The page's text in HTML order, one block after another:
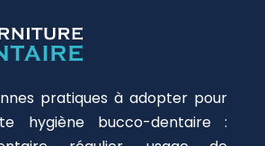
pratiques à adopter pour
hygiène bucco-dentaire :